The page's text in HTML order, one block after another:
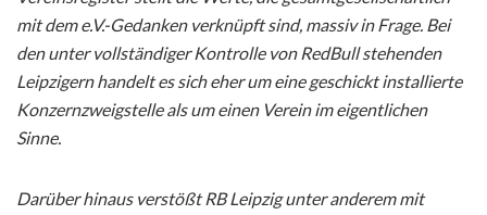
mit dem e.V.-Gedanken verknüpft sind, massiv in Frage. Bei
den unter vollständiger Kontrolle von RedBull stehenden
Leipzigern handelt es sich eher um eine geschickt installierte
Konzernzweigstelle als um einen Verein im eigentlichen
Sinne.
Darüber hinaus verstößt RB Leipzig unter anderem mit